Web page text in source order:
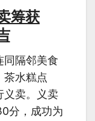
筹获
同隔邻美食
茶水糕点
义卖。义卖
分，成功为